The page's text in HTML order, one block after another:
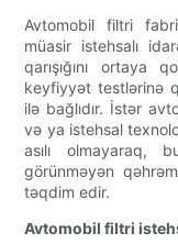
Avtomobil filtri
müasir istehsalı
qarışığını ortaya
keyfiyyət testlərinə
ilə bağlıdır. İstər
və ya istehsal
asılı olmayaraq,
görünməyən
təqdim edir.
Avtomobil filtri